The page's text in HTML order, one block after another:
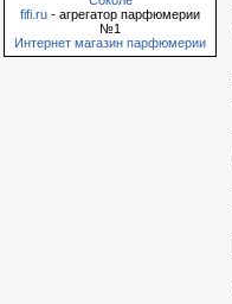
fifi.ru - агрегатор парфюмерии
№1
Интернет магазин парфюмерии